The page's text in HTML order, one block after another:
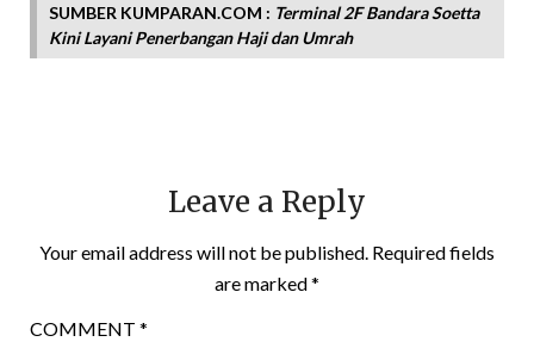
SUMBER KUMPARAN.COM : Terminal 2F Bandara Soetta
Kini Layani Penerbangan Haji dan Umrah
Leave a Reply
Your email address will not be published. Required fields
are marked*
COMMENT *